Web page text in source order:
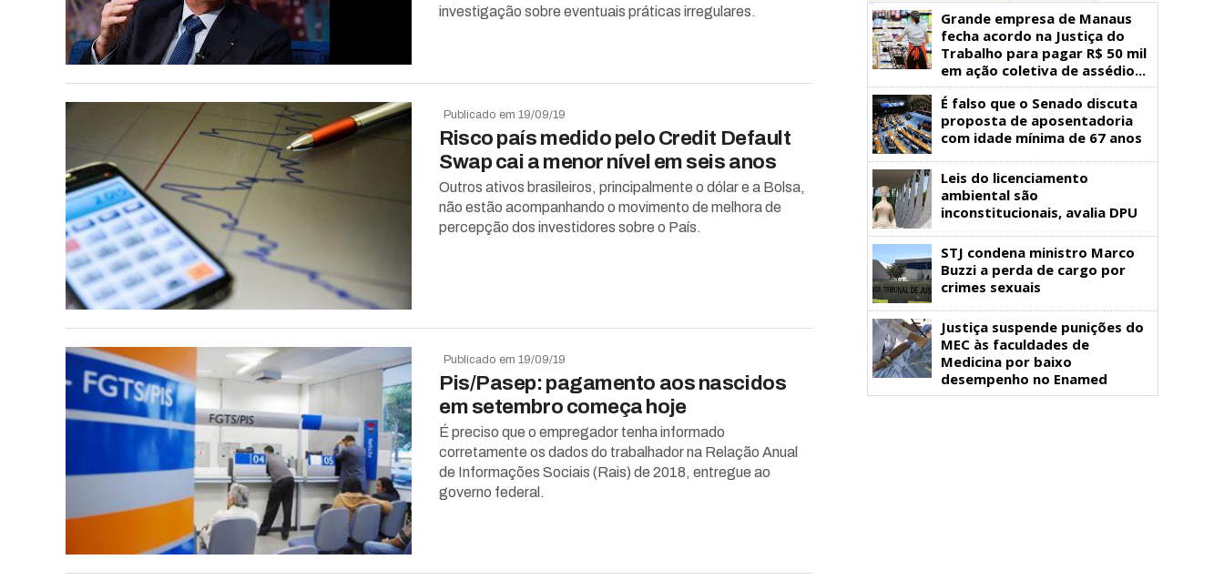
investigação sobre eventuais práticas irregulares.
Publicado em 19/09/19
Risco país medido pelo Credit Default
Swap cai a menor nível em seis anos
Outros ativos brasileiros, principalmente o dólar e a Bolsa,
não estão acompanhando o movimento de melhora de
percepção dos investidores sobre o País.
Publicado em 19/09/19
Pis/Pasep: pagamento aos nascidos
em setembro começa hoje
É preciso que o empregador tenha informado
corretamente os dados do trabalhador na Relação Anual
de Informações Sociais (Rais) de 2018, entregue ao
governo federal.
Grande empresa de Manaus
fecha acordo na Justiça do
Trabalho para pagar R$ 50 mil
em ação coletiva de assédio...
É falso que o Senado discuta
proposta de aposentadoria
com idade mínima de 67 anos
Leis do licenciamento
ambiental são
inconstitucionais, avalia DPU
STJ condena ministro Marco
Buzzi a perda de cargo por
crimes sexuais
Justiça suspende punições do
MEC às faculdades de
Medicina por baixo
desempenho no Enamed